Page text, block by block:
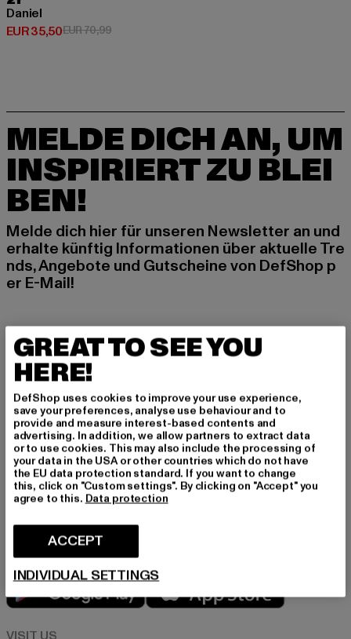
Daniel
EUR 35,50
Derzeitiger Preis: EUR 35,50
EUR 70,99Aktionspreis: EUR 70,99
MELDE DICH AN, UM
INSPIRIERT ZU BLEI
BEN!
Melde dich hier für unseren Newsletter an und
erhalte künftig Informationen über aktuelle Tre
nds, Angebote und Gutscheine von DefShop p
er E-Mail!
An welchen Produkten bist du interessiert?
MÄNNER
FRAUEN
E-MAIL
ANMELDEN
Informationen dazu, wie DefShop mit Deinen Daten umgeht, findest Du
in unserer Datenschutzerklärung. Du kannst Dich jederzeit kostenfei
Play market
GREAT TO SEE YOU
HERE!
DefShop uses cookies to improve your use experience,
save your preferences, analyse use behaviour and to
provide and measure interest-based contents and
advertising. In addition, we allow partners to extract data
or to use cookies. This may also include the processing of
your data in the USA or other countries which do not have
the EU data protection standard. If you want to change
this, click on "Custom settings". By clicking on "Accept" you
agree to this. Data protection
ACCEPT
INDIVIDUAL SETTINGS